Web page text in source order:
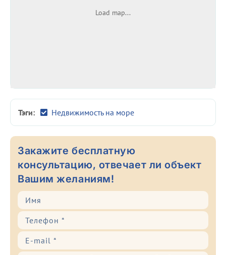
Load map...
Тэги: Недвижимость на море
Закажите бесплатную
консультацию, отвечает ли объект
Вашим желаниям!